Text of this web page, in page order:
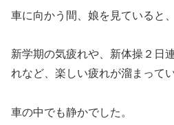
車に向かう間、娘を見ていると
新学期の気疲れや、新体操２日
れなど、楽しい疲れが溜まって
車の中でも静かでした。